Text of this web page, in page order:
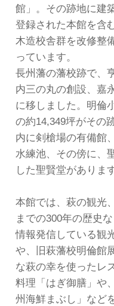
館」。その跡地に建
登録された本館を含
木造校舎群を改修整
っています。
長州藩の藩校跡で、
内三の丸の創設、嘉
に移しました。明倫
の約14,349坪がその
内に剣槍場の有備館
水練池、その傍に、
した聖賢堂があります
本館では、萩の観光
までの300年の歴史
情報発信している観
や、旧萩藩校明倫館
な萩の幸を使ったレ
料理「はぎ御膳」や
州海鮮まぶし」など